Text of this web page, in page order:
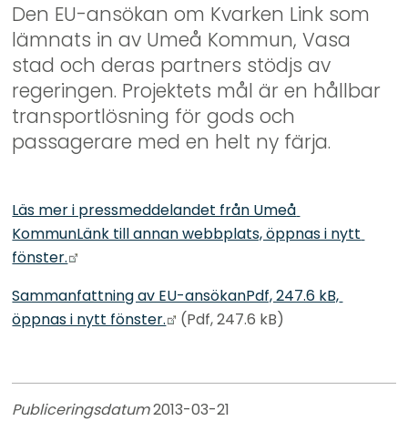
Den EU-ansökan om Kvarken Link som
lämnats in av Umeå Kommun, Vasa
stad och deras partners stödjs av
regeringen. Projektets mål är en hållbar
transportlösning för gods och
passagerare med en helt ny färja.
Läs mer i pressmeddelandet från Umeå
KommunLänk till annan webbplats, öppnas i nytt
fönster.
Sammanfattning av EU-ansökanPdf, 247.6 kB,
öppnas i nytt fönster.
Länk till annan webbplats.
(Pdf, 247.6 kB)
Publiceringsdatum 2013-03-21